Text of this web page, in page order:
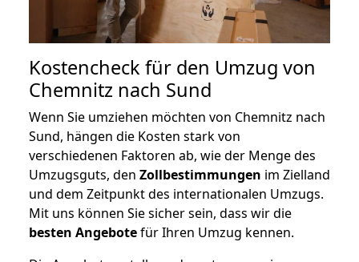
Kostencheck für den Umzug von
Chemnitz nach Sund
Wenn Sie umziehen möchten von Chemnitz nach
Sund, hängen die Kosten stark von
verschiedenen Faktoren ab, wie der Menge des
Umzugsguts, den Zollbestimmungen im Zielland
und dem Zeitpunkt des internationalen Umzugs.
Mit uns können Sie sicher sein, dass wir die
besten Angebotefür Ihren Umzug kennen.